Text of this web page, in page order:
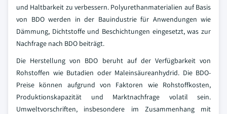
und Haltbarkeit zu verbessern. Polyurethanmaterialien auf Basis
von BDO werden in der Bauindustrie für Anwendungen wie
Dämmung, Dichtstoffe und Beschichtungen eingesetzt, was zur
Nachfrage nach BDO beiträgt.
Die Herstellung von BDO beruht auf der Verfügbarkeit von
Rohstoffen wie Butadien oder Maleinsäureanhydrid. Die BDO-
Preise können aufgrund von Faktoren wie Rohstoffkosten,
Produktionskapazität und Marktnachfrage volatil sein.
Umweltvorschriften, insbesondere im Zusammenhang mit